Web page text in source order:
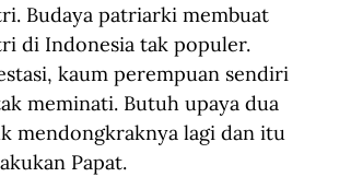
Budaya patriarki membuat
di Indonesia tak populer.
kaum perempuan sendiri
meminati. Butuh upaya dua
mendongkraknya lagi dan itu
Papat.